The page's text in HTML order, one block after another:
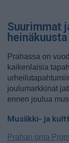
Suurimmat
Prahassa on
kaikenlaisia
joulumarkkinat
ennen joulua
Musiikki- ja
Prahan oma